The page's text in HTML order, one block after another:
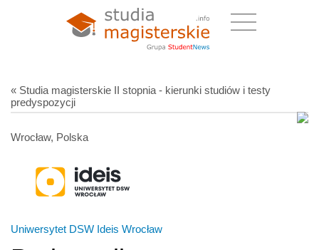
« Studia magisterskie II stopnia - kierunki studiów i testy
predyspozycji
Wrocław, Polska
Uniwersytet DSW Ideis Wrocław